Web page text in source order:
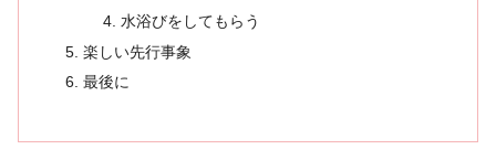
水浴びをしてもらう
楽しい先行事象
最後に